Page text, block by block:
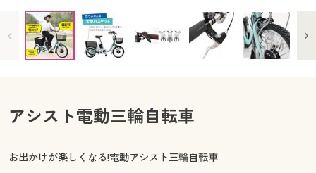
デジタルカタログ
カタログ無料プレゼント
マイページ
閲覧履歴
カタログ無料プレゼント
会員メニュー
閲覧履歴
お気に入り
アシスト電動三輪自転車
お出かけが楽しくなる!電動アシスト三輪自転車